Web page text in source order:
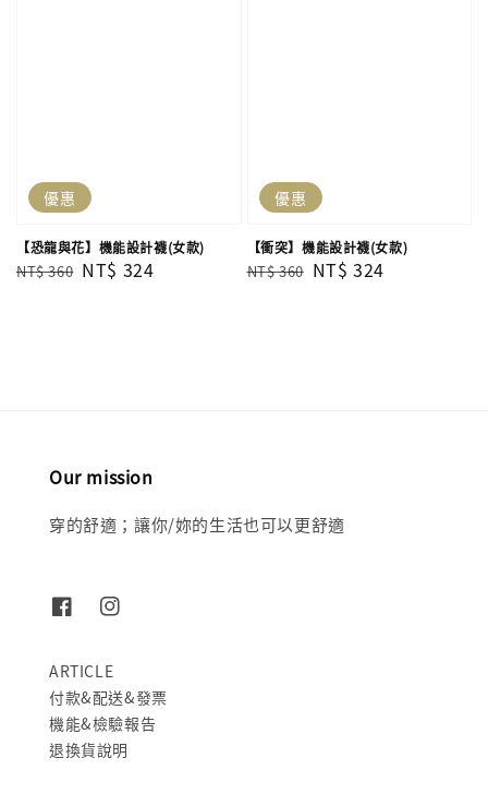
優惠
【恐龍與花】機能設計襪(女款)
Regular
NT$ 360 Sale
NT$ 324
優惠
【衝突】機能設計襪(女款)
Regular
NT$ 360 Sale
NT$ 324
Our mission
穿的舒適；讓你/妳的生活也可以更舒適
ARTICLE
付款&配送&發票
機能&檢驗報告
退換貨說明